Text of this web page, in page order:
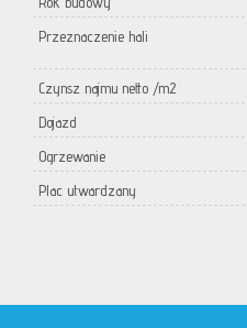
Przeznaczenie hali
Czynsz najmu netto /m2
Dojazd
Ogrzewanie
Plac utwardzany